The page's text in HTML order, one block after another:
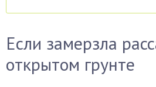
Если замерзла
открытом грунте